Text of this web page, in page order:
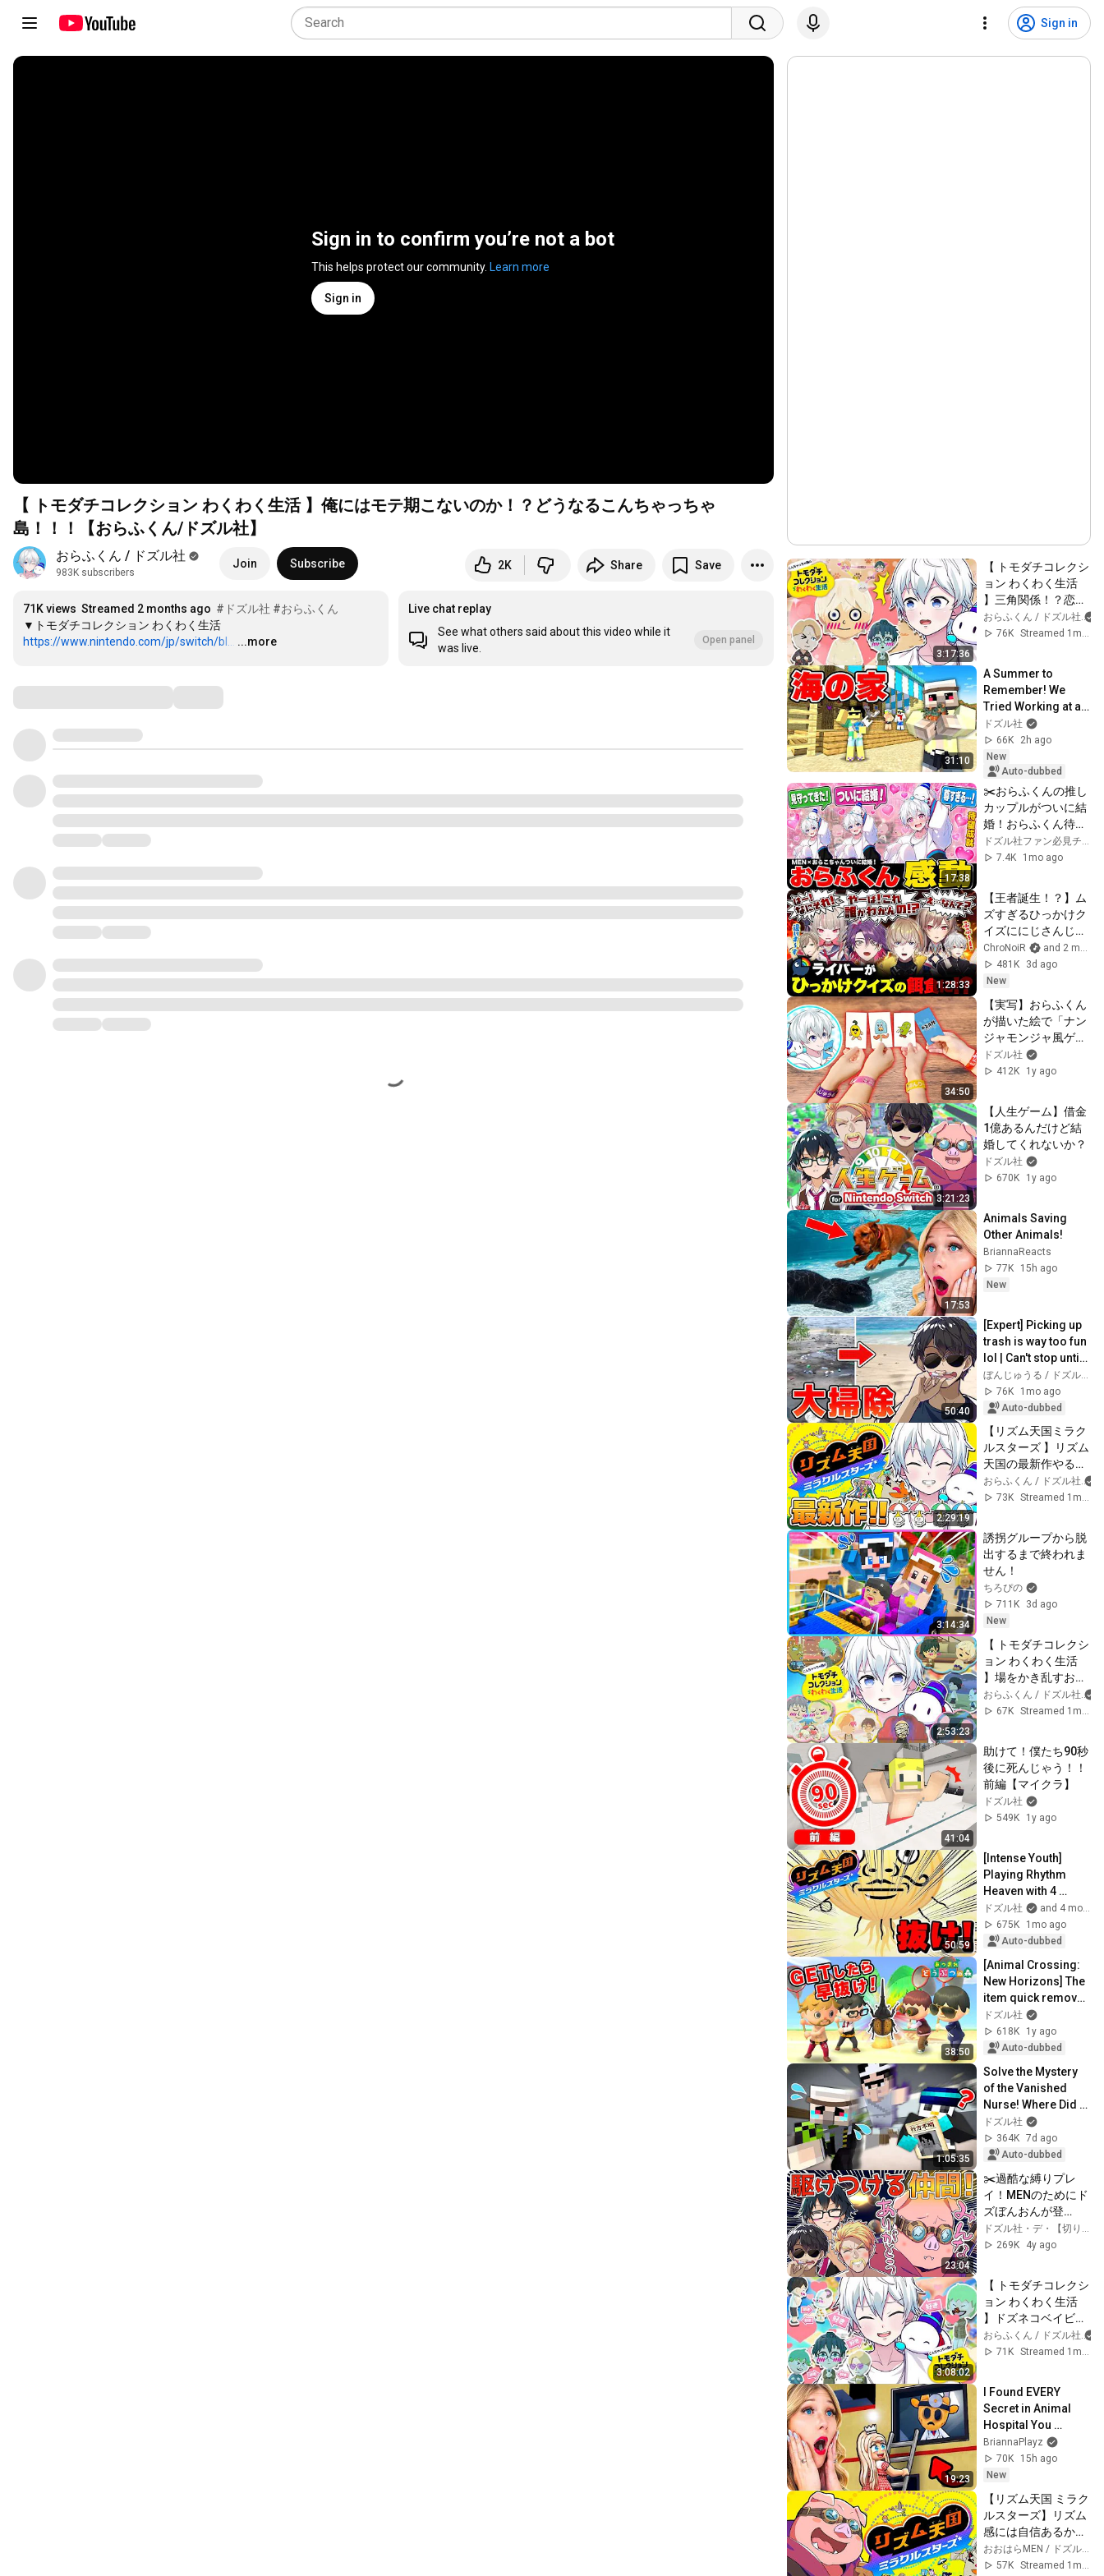
Sign in
Sign in to confirm you’re not a bot
This helps protect our community. Learn more
Sign in
【 トモダチコレクション わくわく生活 】俺にはモテ期こないのか！？どうなるこんちゃっちゃ
島！！！【おらふくん/ドズル社】
おらふくん / ドズル社
983K subscribers
Join Subscribe 2K Share Save
71K views Streamed 2 months ago #ドズル社 #おらふくん
https://www.nintendo.com/jp/switch/bl...
…
...more
Live chat replay
See what others said about this video while it
was live.
Open panel
3:17:36
【 トモダチコレクシ
ョン わくわく生活
】三角関係！？恋の
行方はいかに！！！
【おらふくん/ドズ
おらふくん / ドズル社
76K
Streamed 1mo ago
31:10
A Summer to
Remember! We
Tried Working at a
Beach Shack...
[Minecraft]
ドズル社
66K
2h ago
New
Auto-dubbed
17:38
✂️おらふくんの推し
カップルがついに結
婚！おらふくん待望
の瞬間がついに実
現！【ドズル社/切
ぼんじゅうる/おお
はらMEN/おんりー/
おらふくん】
ドズル社ファン必見チャンネル
7.4K
1mo ago
1:28:33
【王者誕生！？】ム
ズすぎるひっかけク
イズににじさんじラ
イバーが挑戦！ #く
ろなん
ChroNoiR
and 2 more
481K
3d ago
New
34:50
【実写】おらふくん
が描いた絵で「ナン
ジャモンジャ風ゲー
ム」やってみたらカ
オスすぎたwwwww
ドズル社
412K
1y ago
3:21:23
【人生ゲーム】借金
1億あるんだけど結
婚してくれないか？
ドズル社
670K
1y ago
17:53
Animals Saving
Other Animals!
BriannaReacts
77K
15h ago
New
50:40
[Expert] Picking up
trash is way too fun
lol | Can't stop until
this desert island is
clean【Resto...
76K
1mo ago
Auto-dubbed
2:29:19
【リズム天国ミラク
ルスターズ 】リズム
天国の最新作やる
ぞ！【おらふくん/
ドズル社】
おらふくん / ドズル社
73K
Streamed 1mo ago
3:14:34
誘拐グループから脱
出するまで終われま
せん！
ちろぴの
711K
3d ago
New
2:53:23
【 トモダチコレクシ
ョン わくわく生活
】場をかき乱すおら
ふVS一途たいたい
VS恋多きおんりー
ル社】
おらふくん / ドズル社
67K
Streamed 1mo ago
41:04
助けて！僕たち90秒
後に死んじゃう！！
前編【マイクラ】
ドズル社
549K
1y ago
50:59
[Intense Youth]
Playing Rhythm
Heaven with 4
people was so
chaotic we couldn't
stop laughing lol ...
ドズル社
and 4 more
675K
1mo ago
Auto-dubbed
38:50
[Animal Crossing:
New Horizons] The
item quick removal
championship held
by beginners was
too bru...
ドズル社
618K
1y ago
Auto-dubbed
1:05:35
Solve the Mystery
of the Vanished
Nurse! Where Did
the Woman the
Ghost Loved Go?
[Minecraft]
ドズル社
364K 7d ago
Auto-dubbed
23:04
✂️過酷な縛りプレ
イ！MENのためにド
ズぼんおんが登
場！！これが絆！ポ
ケモン交換まとめ！
【ぼんじゅうる】
【ドズル】【おんり
ー】【ドズル社切り
抜き】【ドズル社】
【切り抜き】
ドズル社・デ・【切り抜き】
269K
4y ago
3:08:02
【 トモダチコレクシ
ョン わくわく生活
】ドズネコベイビー
誕生か！？今夜も大
波乱の予感！！！
おらふくん / ドズル社
71K
Streamed 1mo ago
19:23
I Found EVERY
Secret in Animal
Hospital You
Missed…
BriannaPlayz
70K
15h ago
New
【リズム天国 ミラク
ルスターズ】リズム
感には自信あるから
まぁいけるっしょ
【ドズル社/おおは
57K